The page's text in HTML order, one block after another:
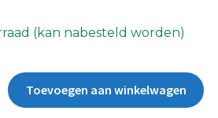
(kan nabesteld worden)
Toevoegen aan winkelwagen